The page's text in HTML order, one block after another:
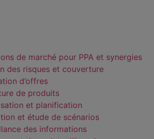
de marché pour PPA et synergies
des risques et couverture
d’offres
de produits
et planification
et étude de scénarios
des informations